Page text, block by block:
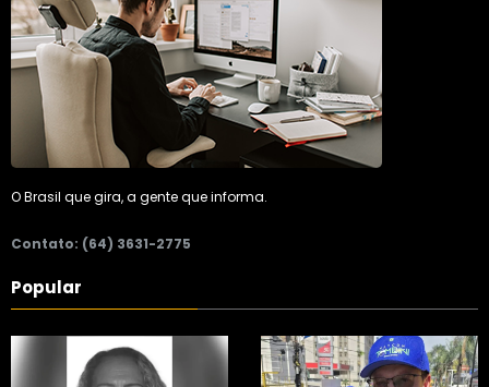
O Brasil que gira, a gente que informa.
Contato: (64) 3631-2775
Popular